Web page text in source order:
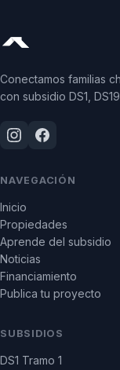
Conectamos familias
con subsidio DS1,
NAVEGACIÓN
Inicio
Propiedades
Aprende del subsidio
Noticias
Financiamiento
Publica tu proyecto
SUBSIDIOS
DS1 Tramo 1